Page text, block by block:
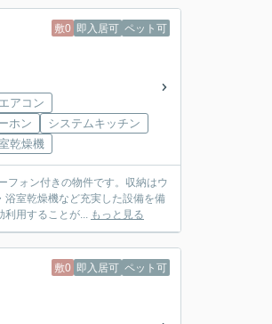
敷0 即入居可 ペット可
エアコン
ホン
システムキッチン
乾燥機
フォン付きの物件です。収納はウ
浴室乾燥機など充実した設備を備
利用することが... もっと見る
敷0 即入居可 ペット可